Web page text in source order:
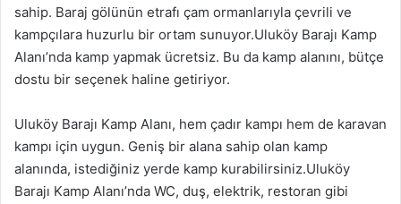
sahip. Baraj gölünün etrafı çam ormanlarıyla çevrili ve
kampçılara huzurlu bir ortam sunuyor.Uluköy Barajı Kamp
Alanı’nda kamp yapmak ücretsiz. Bu da kamp alanını, bütçe
dostu bir seçenek haline getiriyor.
Uluköy Barajı Kamp Alanı, hem çadır kampı hem de karavan
kampı için uygun. Geniş bir alana sahip olan kamp
alanında, istediğiniz yerde kamp kurabilirsiniz.Uluköy
Barajı Kamp Alanı’nda WC, duş, elektrik, restoran gibi